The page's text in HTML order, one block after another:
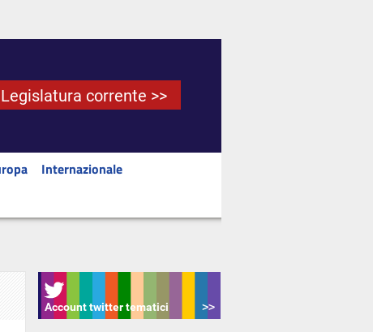
corrente >>
Internazionale
Account twitter tematici